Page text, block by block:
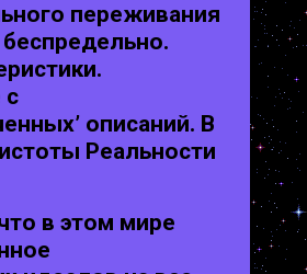
переживания
с
описаний. В
Реальности
в этом мире